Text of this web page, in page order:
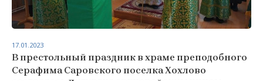
В престольный праздник в храме преподобного
Серафима Саровского поселка Хохлово
17.01.2023